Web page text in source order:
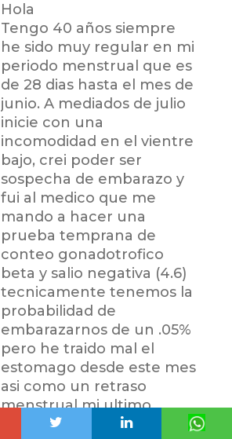
Hola
Tengo 40 años siempre
he sido muy regular en mi
periodo menstrual que es
de 28 dias hasta el mes de
junio. A mediados de julio
inicie con una
incomodidad en el vientre
bajo, crei poder ser
sospecha de embarazo y
fui al medico que me
mando a hacer una
prueba temprana de
conteo gonadotrofico
beta y salio negativa (4.6)
tecnicamente tenemos la
probabilidad de
embarazarnos de un .05%
pero he traido mal el
estomago desde este mes
asi como un retraso
menstrual mi ultimo
periodo fue el 26,